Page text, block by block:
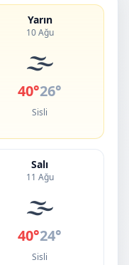
Yarın
10 Ağu
🌫️
40°26°
Sisli
Salı
11 Ağu
🌫️
40°24°
Sisli